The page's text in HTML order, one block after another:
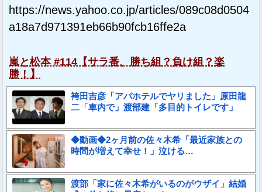
https://news.yahoo.co.jp/articles/089c08d0504
a18a7d971391eb66b90fcb16ffe2a
嵐と松本 #114【サラ番、勝ち組？負け組？楽
勝！】
袴田吉彦「アパホテルでヤリました」原田龍
二「車内で」渡部建「多目的トイレです」
◆動画◆2ヶ月前の佐々木希「最近家族との
時間が増えて幸せ！」泣ける…
渡部「家に佐々木希がいるのがウザイ」結婚